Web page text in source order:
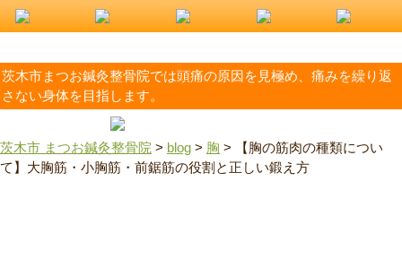
茨木市まつお鍼灸整骨院では頭痛の原因を見極め、痛みを繰り返
さない身体を目指します。
茨木市 まつお鍼灸整骨院 > blog > 胸 >
【胸の筋肉の種類につい
て】大胸筋・小胸筋・前鋸筋の役割と正しい鍛え方